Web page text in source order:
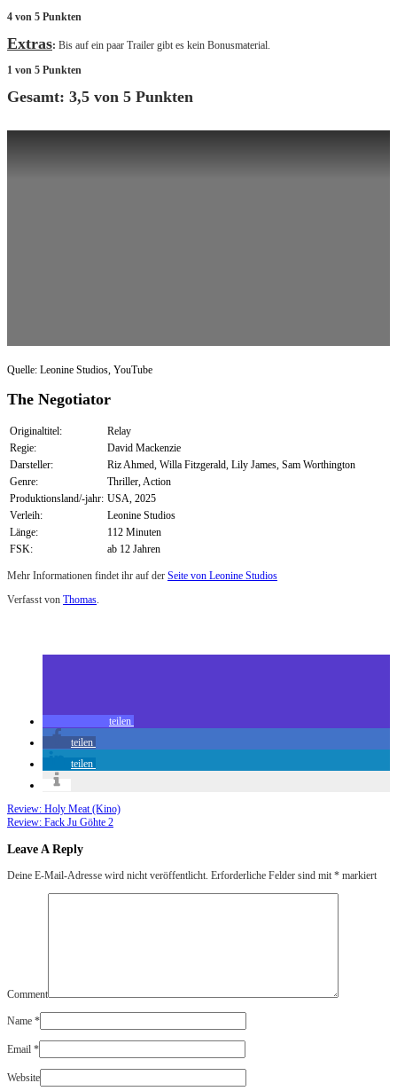
4 von 5 Punkten
Extras: Bis auf ein paar Trailer gibt es kein Bonusmaterial.
1 von 5 Punkten
Gesamt: 3,5 von 5 Punkten
Quelle: Leonine Studios, YouTube
The Negotiator
Originaltitel:
Relay
Regie:
David Mackenzie
Darsteller:
Riz Ahmed, Willa Fitzgerald, Lily James, Sam Worthington
Genre:
Thriller, Action
Produktionsland/-jahr: USA, 2025
Verleih:
Leonine Studios
Länge:
112 Minuten
FSK:
ab 12 Jahren
Mehr Informationen findet ihr auf der Seite von Leonine Studios
Verfasst von Thomas.
teilen
teilen
teilen
Review: Holy Meat (Kino)
Review: Fack Ju Göhte 2
Leave A Reply
Deine E-Mail-Adresse wird nicht veröffentlicht. Erforderliche Felder sind mit * markiert
Comment
Name *
Email *
Website